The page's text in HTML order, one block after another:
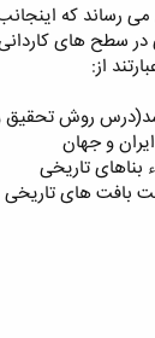
می رساند که
در سطح های
از:
روش تحقیق
و جهان
تاریخی
بافت های تاریخی